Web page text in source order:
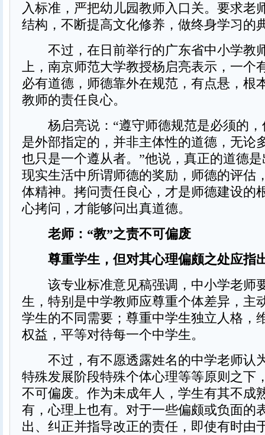
入标准，严把幼儿园教师入口关。要求老
结构，不断提高文化修养，做终身学习的
不过，在日前举行的广东省中小学教
上，南京师范大学教授杨启亮表示，一个
必有道德，师德靠外在规范，有点悬，根
教师的责任良心。
杨启亮说：“遵守师德规范是必须的，
是外部指定的，并非主体性的道德，无论
也只是一个遵从者。”他说，真正的道德
现实生活中所谓师德的奖励，师德的评估
体精神。拷问责任良心，才是师德建设的
心拷问，才能够问出真道德。
老师：“教”之责不可偏废
尊重学生，但对其心理偏颇之处应指
该专业标准意见稿强调，中小学老师
生，特别是中学教师应尊重个体差异，主
学生的不同需要；尊重中学生独立人格，
权益，平等对待每一个中学生。
不过，有不愿透露姓名的中学老师认
特殊发展阶段特殊个体心理等等原则之下
不可偏废。作为未成年人，学生有其不成
有，心理上也有。对于一些偏颇或负面的
出、纠正并指导改正的责任，即使有时由